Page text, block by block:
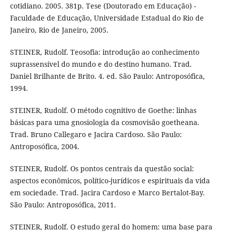
cotidiano. 2005. 381p. Tese (Doutorado em Educação) -
Faculdade de Educação, Universidade Estadual do Rio de
Janeiro, Rio de Janeiro, 2005.
STEINER, Rudolf. Teosofia: introdução ao conhecimento
suprassensível do mundo e do destino humano. Trad.
Daniel Brilhante de Brito. 4. ed. São Paulo: Antroposófica,
1994.
STEINER, Rudolf. O método cognitivo de Goethe: linhas
básicas para uma gnosiologia da cosmovisão goetheana.
Trad. Bruno Callegaro e Jacira Cardoso. São Paulo:
Antroposófica, 2004.
STEINER, Rudolf. Os pontos centrais da questão social:
aspectos econômicos, político-jurídicos e espirituais da vida
em sociedade. Trad. Jacira Cardoso e Marco Bertalot-Bay.
São Paulo: Antroposófica, 2011.
STEINER, Rudolf. O estudo geral do homem: uma base para